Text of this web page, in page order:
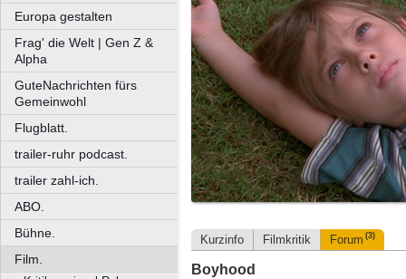
Europa gestalten
Frag' die Welt | Gen Z &
Alpha
GuteNachrichten fürs
Gemeinwohl
Flugblatt.
trailer-ruhr podcast.
trailer zahl-ich.
ABO.
Bühne.
Film.
Kurzinfo Filmkritik Forum (3)
Boyhood